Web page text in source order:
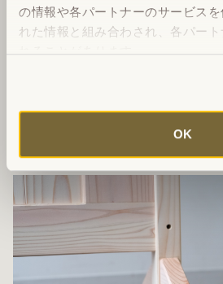
の情報や各パートナーのサービス
れた情報と組み合わされ、各パー
れることがあります。
OK